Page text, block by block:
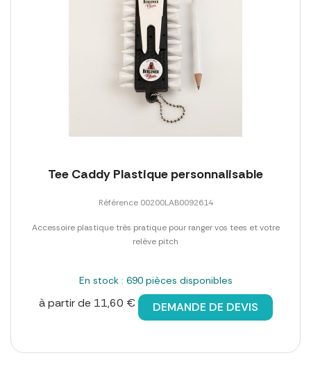
Tee Caddy Plastique personnalisable
Référence 00200LAB0092614
Accessoire plastique très pratique pour ranger vos tees et votre
relève pitch
En stock : 690 pièces disponibles
à partir de 11,60 € DEMANDE DE DEVIS